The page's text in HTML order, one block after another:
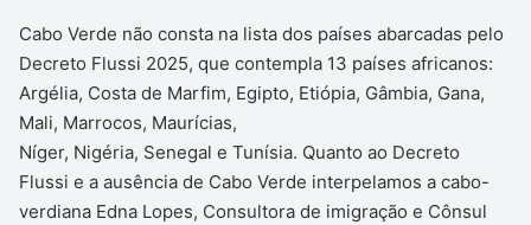
Cabo Verde não consta na lista dos países abarcadas pelo
Decreto Flussi 2025, que contempla 13 países africanos:
Argélia, Costa de Marfim, Egipto, Etiópia, Gâmbia, Gana,
Mali, Marrocos, Maurícias,
Níger, Nigéria, Senegal e Tunísia. Quanto ao Decreto
Flussi e a ausência de Cabo Verde interpelamos a cabo-
verdiana Edna Lopes, Consultora de imigração e Cônsul